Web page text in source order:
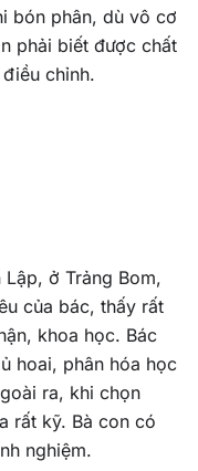
bón phân, dù vô cơ
phải biết được chất
chỉnh.
ở Trảng Bom,
của bác, thấy rất
khoa học. Bác
hoai, phân hóa học
ra, khi chọn
rất kỹ. Bà con có
nghiệm.